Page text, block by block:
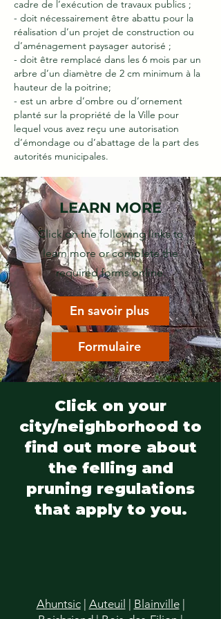
cadre de l’exécution de travaux publics ;
- doit nécessairement être abattu pour la
réalisation d’un projet de construction ou
d’aménagement paysager autorisé ;
- doit être remplacé dans les 6 mois par un
arbre d’un diamètre de 2 cm minimum à la
hauteur de la poitrine;
- est un arbre d’ombre ou d’ornement
planté sur la propriété de la Ville pour
lequel vous avez reçu une autorisation
d’émondage ou d’abattage de la part des
autorités municipales.
LEARN MORE
Click on the following links to
learn more or complete the
required forms online.
En savoir plus
Formulaire
Click on your
city/neighborhood to
find out more about
the felling and
pruning regulations
that apply to you.
Ahuntsic| Auteuil | Blainville|